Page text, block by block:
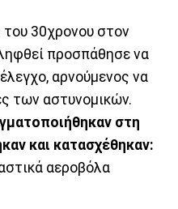
30χρονου στον
προσπάθησε να
αρνούμενος να
των αστυνομικών.
στη
και κατασχέθηκαν:
αεροβόλα